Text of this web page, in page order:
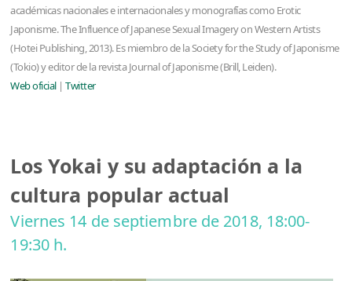
académicas nacionales e internacionales y monografías como Erotic
Japonisme. The Influence of Japanese Sexual Imagery on Western Artists
(Hotei Publishing, 2013). Es miembro de la Society for the Study of Japonisme
(Tokio) y editor de la revista Journal of Japonisme (Brill, Leiden).
Web oficial|Twitter
Los Yokai y su adaptación a la
cultura popular actual
Viernes 14 de septiembre de 2018, 18:00-
19:30 h.